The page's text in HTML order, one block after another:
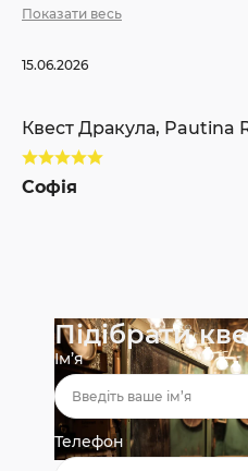
невелика, але всеодно
Показати весь
15.06.2026
Квест Дракула, Pautina
Софія
Підібрати
Ім’я
Телефон